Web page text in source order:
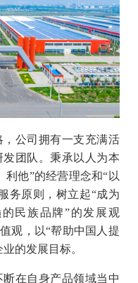
公司拥有一支充满活
团队。秉承以人为本
利他”的经营理念和“以
务原则，树立起“成为
民族品牌”的发展观
观，以“帮助中国人提
的发展目标。
在自身产品领域当中